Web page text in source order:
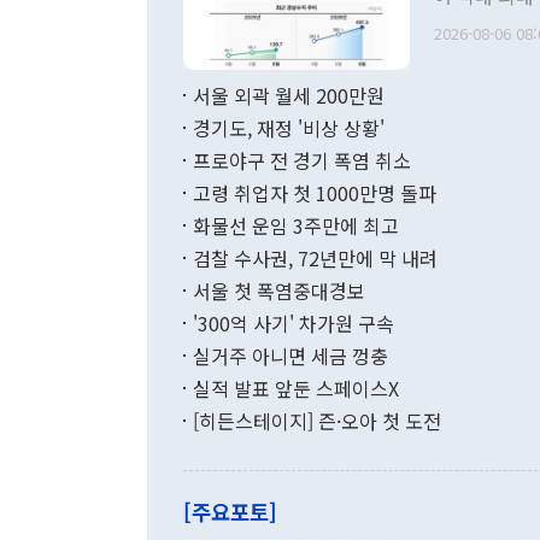
관의 무리한
다. [정동영 통일부 장관이 지난달 23일 오후 서울 종로구 정부서울청사에
무너졌다고
함께 4자 대
"우리의 선
관은 업무
료=한국은행] 한국은행이 6일 발표한 '2026년 6월 국제수지(잠정)'
며 월간 기
196.9% 급
수출은
기록했지만
로 전환됐다.
는 배당수입
2026-08-06
서울 외곽 월세 200만원
경기도, 재정 '비상 상황'
프로야구 전 경기 폭염 취소
고령 취업자 첫 1000만명 돌파
화물선 운임 3주만에 최고
검찰 수사권, 72년만에 막 내려
서울 첫 폭염중대경보
'300억 사기' 차가원 구속
실거주 아니면 세금 껑충
실적 발표 앞둔 스페이스X
[히든스테이지] 즌·오아 첫 도전
[주요포토]